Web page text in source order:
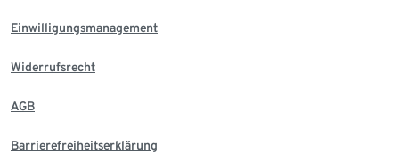
Einwilligungsmanagement
Widerrufsrecht
AGB
Barrierefreiheitserklärung